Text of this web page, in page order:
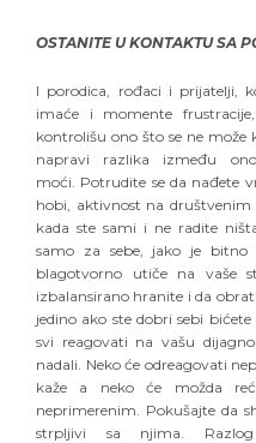
OSTANITE U KONTAKTU SA
I porodica, rođaci i prijatelji,
imaće i momente
kontrolišu ono što se ne može
napravi razlika između
moći. Potrudite se da nađete
hobi, aktivnost na
kada ste sami i ne radite
samo za sebe, jako je
blagotvorno utiče na vaše
izbalansirano hranite i da
jedino ako ste dobri sebi
svi reagovati na vašu
nadali. Neko će odreagovati
kaže a neko će možda
neprimerenim. Pokušajte da
strpljivi sa njima.